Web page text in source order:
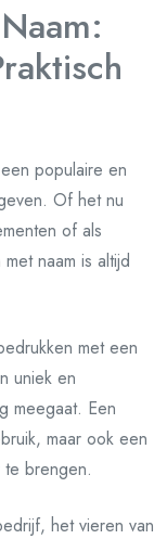
populaire en
Of het nu
of als
naam is altijd
met een
uniek en
meegaat. Een
maar ook een
brengen.
het vieren van